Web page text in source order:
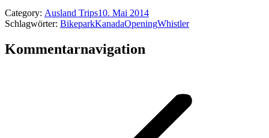
Category: Ausland Trips10. Mai 2014
Schlagwörter: BikeparkKanadaOpeningWhistler
Kommentarnavigation